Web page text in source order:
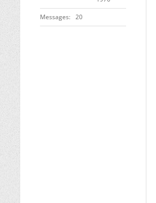
Messages 20